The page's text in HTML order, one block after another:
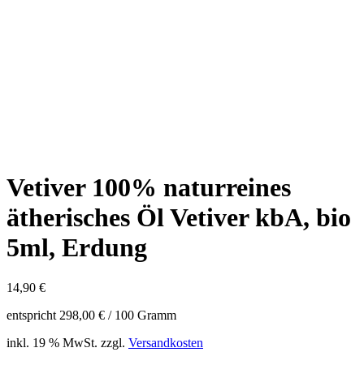
Vetiver 100% naturreines
ätherisches Öl Vetiver kbA, bio
5ml, Erdung
14,90 €
entspricht 298,00 € / 100 Gramm
inkl. 19 % MwSt. zzgl. Versandkosten